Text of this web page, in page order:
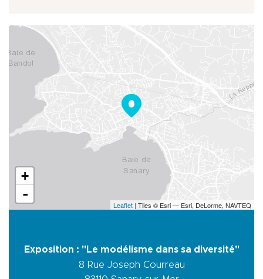
+
-
Leaflet | Tiles © Esri — Esri, DeLorme, NAVTEQ
Exposition : "Le modélisme dans sa diversité"
8 Rue Joseph Courreau